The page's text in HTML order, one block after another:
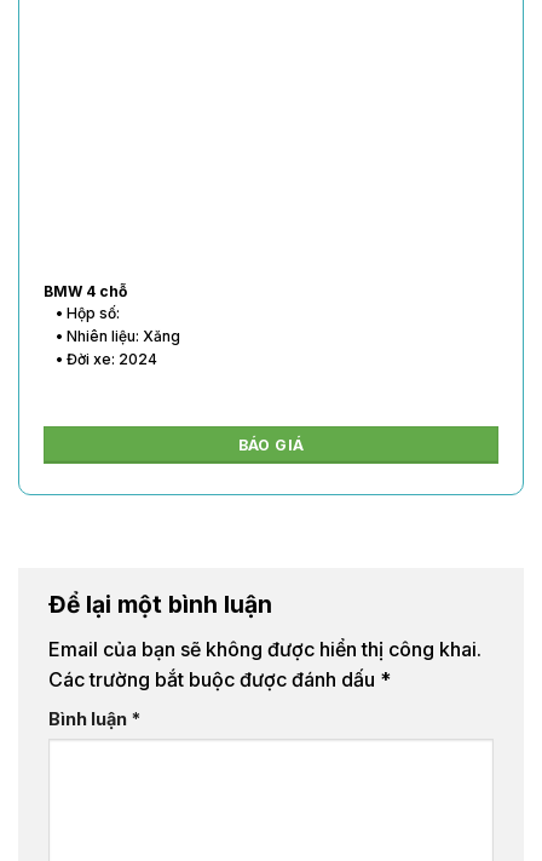
BMW 4 chỗ
• Hộp số:
• Nhiên liệu: Xăng
• Đời xe: 2024
BÁO GIÁ
Để lại một bình luận
Email của bạn sẽ không được hiển thị công khai.
Các trường bắt buộc được đánh dấu *
Bình luận *